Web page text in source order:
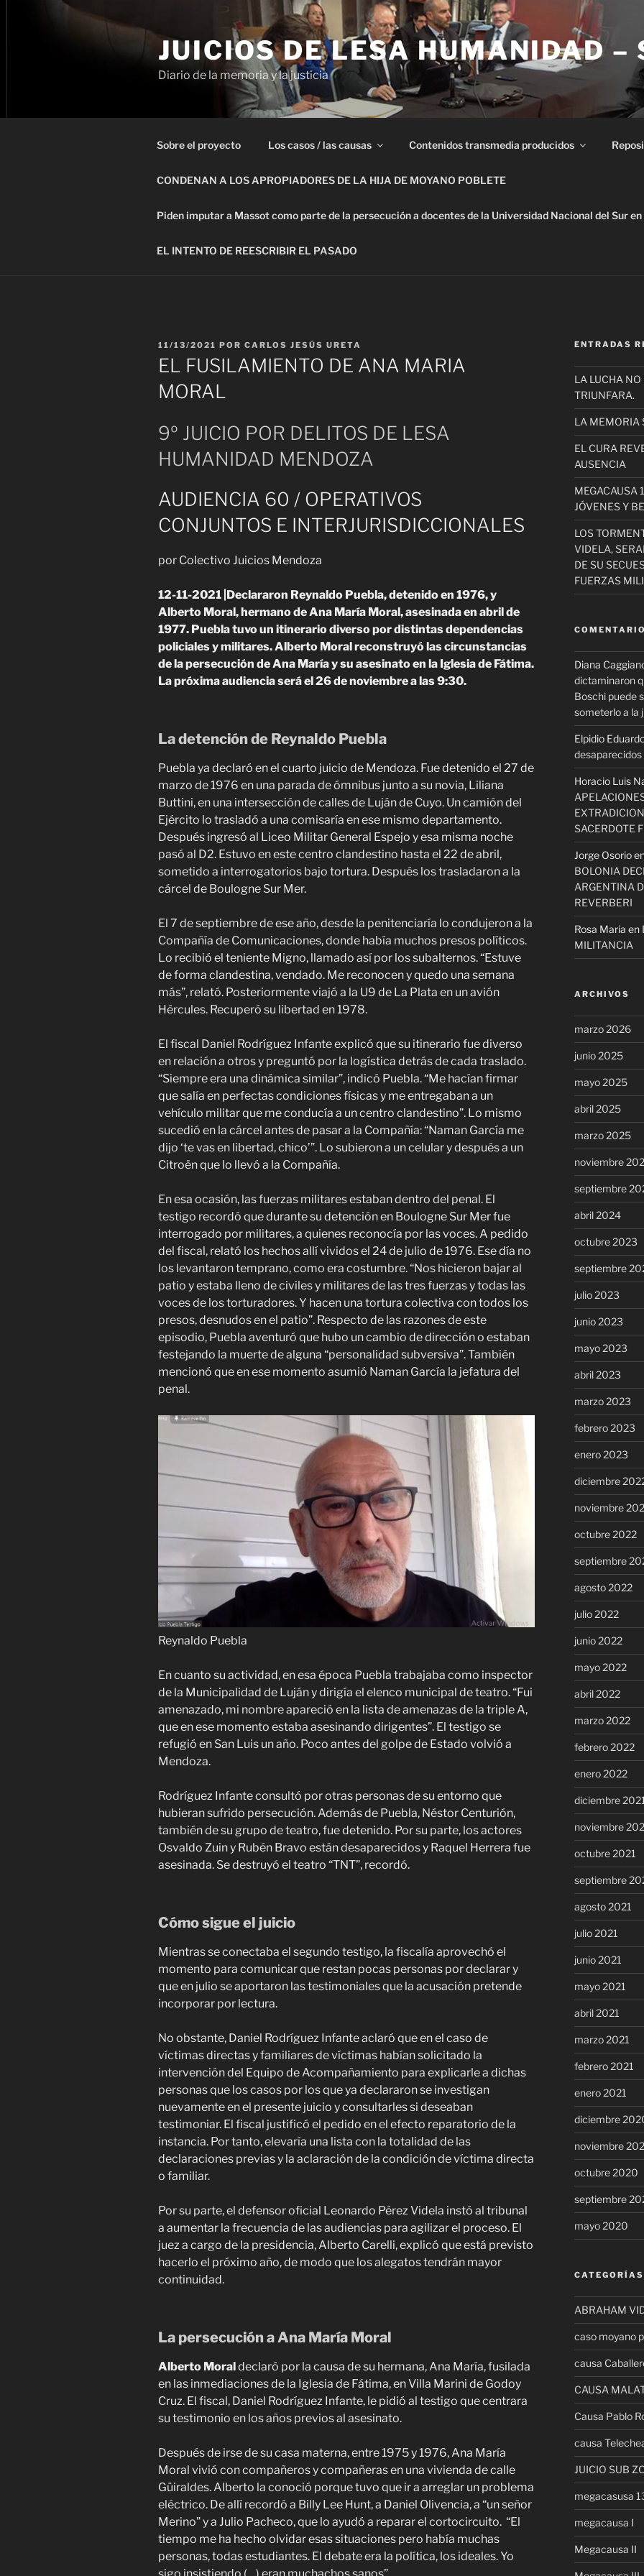
JUICIOS DE LESA HUMANIDAD –
Diario de la memoria y la justicia
Sobre el proyecto Los casos / las causas Contenidos transmedia producidos
CONDENAN A LOS APROPIADORES DE LA HIJA DE MOYANO POBLETE
Piden imputar a Massot como parte de la persecución a docentes de la Universidad Nacional del Sur
EL INTENTO DE REESCRIBIR EL PASADO
PUBLICADO
EL
11/13/2021 POR CARLOS JESÚS URETA
EL FUSILAMIENTO DE ANA MARIA
MORAL
9º JUICIO POR DELITOS DE LESA
HUMANIDAD MENDOZA
AUDIENCIA 60 / OPERATIVOS
CONJUNTOS E INTERJURISDICCIONALES
por Colectivo Juicios Mendoza
12-11-2021 |Declararon Reynaldo Puebla, detenido en 1976, y
Alberto Moral, hermano de Ana María Moral, asesinada en abril de
1977. Puebla tuvo un itinerario diverso por distintas dependencias
policiales y militares. Alberto Moral reconstruyó las circunstancias
de la persecución de Ana María y su asesinato en la Iglesia de Fátima.
La próxima audiencia será el 26 de noviembre a las 9:30.
La detención de Reynaldo Puebla
Puebla ya declaró en el cuarto juicio de Mendoza. Fue detenido el 27 de
marzo de 1976 en una parada de ómnibus junto a su novia, Liliana
Buttini, en una intersección de calles de Luján de Cuyo. Un camión del
Ejército lo trasladó a una comisaría en ese mismo departamento.
Después ingresó al Liceo Militar General Espejo y esa misma noche
pasó al D2. Estuvo en este centro clandestino hasta el 22 de abril,
sometido a interrogatorios bajo tortura. Después los trasladaron a la
cárcel de Boulogne Sur Mer.
El 7 de septiembre de ese año, desde la penitenciaría lo condujeron a la
Compañía de Comunicaciones, donde había muchos presos políticos.
Lo recibió el teniente Migno, llamado así por los subalternos. “Estuve
de forma clandestina, vendado. Me reconocen y quedo una semana
más”, relató. Posteriormente viajó a la U9 de La Plata en un avión
Hércules. Recuperó su libertad en 1978.
El fiscal Daniel Rodríguez Infante explicó que su itinerario fue diverso
en relación a otros y preguntó por la logística detrás de cada traslado.
“Siempre era una dinámica similar”, indicó Puebla. “Me hacían firmar
que salía en perfectas condiciones físicas y me entregaban a un
vehículo militar que me conducía a un centro clandestino”. Lo mismo
sucedió en la cárcel antes de pasar a la Compañía: “Naman García me
dijo ‘te vas en libertad, chico’”. Lo subieron a un celular y después a un
Citroën que lo llevó a la Compañía.
En esa ocasión, las fuerzas militares estaban dentro del penal. El
testigo recordó que durante su detención en Boulogne Sur Mer fue
interrogado por militares, a quienes reconocía por las voces. A pedido
del fiscal, relató los hechos allí vividos el 24 de julio de 1976. Ese día no
los levantaron temprano, como era costumbre. “Nos hicieron bajar al
patio y estaba lleno de civiles y militares de las tres fuerzas y todas las
voces de los torturadores. Y hacen una tortura colectiva con todos los
presos, desnudos en el patio”. Respecto de las razones de este
episodio, Puebla aventuró que hubo un cambio de dirección o estaban
festejando la muerte de alguna “personalidad subversiva”. También
mencionó que en ese momento asumió Naman García la jefatura del
penal.
Reynaldo Puebla
En cuanto su actividad, en esa época Puebla trabajaba como inspector
de la Municipalidad de Luján y dirigía el elenco municipal de teatro. “Fui
amenazado, mi nombre apareció en la lista de amenazas de la triple A,
que en ese momento estaba asesinando dirigentes”. El testigo se
refugió en San Luis un año. Poco antes del golpe de Estado volvió a
Mendoza.
Rodríguez Infante consultó por otras personas de su entorno que
hubieran sufrido persecución. Además de Puebla, Néstor Centurión,
también de su grupo de teatro, fue detenido. Por su parte, los actores
Osvaldo Zuin y Rubén Bravo están desaparecidos y Raquel Herrera fue
asesinada. Se destruyó el teatro “TNT”, recordó.
Cómo sigue el juicio
Mientras se conectaba el segundo testigo, la fiscalía aprovechó el
momento para comunicar que restan pocas personas por declarar y
que en julio se aportaron las testimoniales que la acusación pretende
incorporar por lectura.
No obstante, Daniel Rodríguez Infante aclaró que en el caso de
víctimas directas y familiares de víctimas habían solicitado la
intervención del Equipo de Acompañamiento para explicarle a dichas
personas que los casos por los que ya declararon se investigan
nuevamente en el presente juicio y consultarles si deseaban
testimoniar. El fiscal justificó el pedido en el efecto reparatorio de la
instancia. Por tanto, elevaría una lista con la totalidad de las
declaraciones previas y la aclaración de la condición de víctima directa
o familiar.
Por su parte, el defensor oficial Leonardo Pérez Videla instó al tribunal
a aumentar la frecuencia de las audiencias para agilizar el proceso. El
juez a cargo de la presidencia, Alberto Carelli, explicó que está previsto
hacerlo el próximo año, de modo que los alegatos tendrán mayor
continuidad.
La persecución a Ana María Moral
Alberto Moraldeclaró por la causa de su hermana, Ana María, fusilada
en las inmediaciones de la Iglesia de Fátima, en Villa Marini de Godoy
Cruz. El fiscal, Daniel Rodríguez Infante, le pidió al testigo que centrara
su testimonio en los años previos al asesinato.
Después de irse de su casa materna, entre 1975 y 1976, Ana María
Moral vivió con compañeros y compañeras en una vivienda de calle
Güiraldes. Alberto la conoció porque tuvo que ir a arreglar un problema
eléctrico. De allí recordó a Billy Lee Hunt, a Daniel Olivencia, a “un señor
Merino” y a Julio Pacheco, que lo ayudó a reparar el cortocircuito. “El
tiempo me ha hecho olvidar esas situaciones pero había muchas
personas, todas estudiantes. El debate era la política, los ideales. Yo
ENTRADAS
LA LUCHA
TRIUNFARA.
LA MEMORIA
EL CURA
AUSENCIA
MEGACAUSA
JÓVENES Y
LOS
VIDELA,
DE SU
FUERZAS
Diana
dictaminaron
Boschi puede
someterlo a la
Elpidio
desaparecidos
Horacio Luis
SACERDOTE
Jorge Osorio
BOLONIA
ARGENTINA
REVERBERI
Rosa Maria en
MILITANCIA
ARCHIVOS
marzo 2026
junio 2025
mayo 2025
abril 2025
marzo 2025
noviembre
septiembre
abril 2024
octubre 2023
septiembre
julio 2023
junio 2023
mayo 2023
abril 2023
marzo 2023
febrero 2023
enero 2023
diciembre
noviembre
octubre 2022
septiembre
agosto 2022
julio 2022
junio 2022
mayo 2022
abril 2022
marzo 2022
febrero 2022
enero 2022
diciembre 2021
noviembre
octubre 2021
septiembre
agosto 2021
julio 2021
junio 2021
mayo 2021
abril 2021
marzo 2021
febrero 2021
enero 2021
diciembre
noviembre
octubre 2020
septiembre
mayo 2020
CATEGORÍAS
ABRAHAM
caso moyano
causa
CAUSA
Causa Pablo
causa
JUICIO SUB
megacasusa
megacausa I
Megacausa II